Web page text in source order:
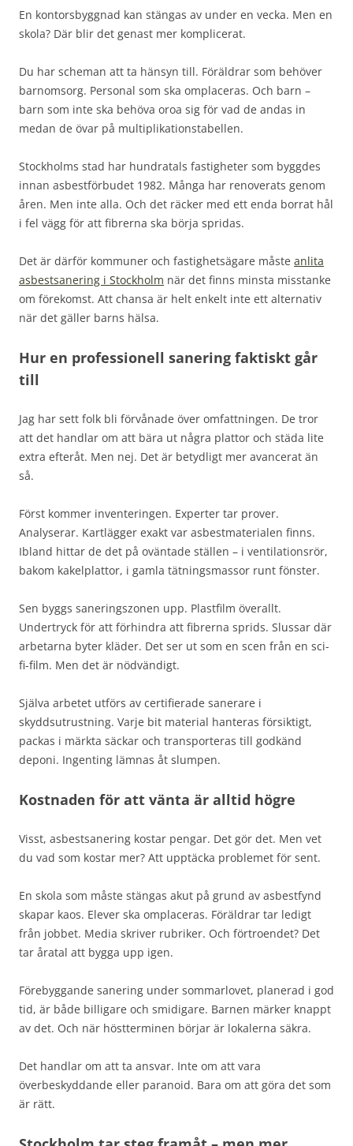
En kontorsbyggnad kan stängas av under en vecka. Men en
skola? Där blir det genast mer komplicerat.
Du har scheman att ta hänsyn till. Föräldrar som behöver
barnomsorg. Personal som ska omplaceras. Och barn –
barn som inte ska behöva oroa sig för vad de andas in
medan de övar på multiplikationstabellen.
Stockholms stad har hundratals fastigheter som byggdes
innan asbestförbudet 1982. Många har renoverats genom
åren. Men inte alla. Och det räcker med ett enda borrat hål
i fel vägg för att fibrerna ska börja spridas.
Det är därför kommuner och fastighetsägare måste anlita
asbestsanering i Stockholm när det finns minsta misstanke
om förekomst. Att chansa är helt enkelt inte ett alternativ
när det gäller barns hälsa.
Hur en professionell sanering faktiskt går
till
Jag har sett folk bli förvånade över omfattningen. De tror
att det handlar om att bära ut några plattor och städa lite
extra efteråt. Men nej. Det är betydligt mer avancerat än
så.
Först kommer inventeringen. Experter tar prover.
Analyserar. Kartlägger exakt var asbestmaterialen finns.
Ibland hittar de det på oväntade ställen – i ventilationsrör,
bakom kakelplattor, i gamla tätningsmassor runt fönster.
Sen byggs saneringszonen upp. Plastfilm överallt.
Undertryck för att förhindra att fibrerna sprids. Slussar där
arbetarna byter kläder. Det ser ut som en scen från en sci-
fi-film. Men det är nödvändigt.
Själva arbetet utförs av certifierade sanerare i
skyddsutrustning. Varje bit material hanteras försiktigt,
packas i märkta säckar och transporteras till godkänd
deponi. Ingenting lämnas åt slumpen.
Kostnaden för att vänta är alltid högre
Visst, asbestsanering kostar pengar. Det gör det. Men vet
du vad som kostar mer? Att upptäcka problemet för sent.
En skola som måste stängas akut på grund av asbestfynd
skapar kaos. Elever ska omplaceras. Föräldrar tar ledigt
från jobbet. Media skriver rubriker. Och förtroendet? Det
tar åratal att bygga upp igen.
Förebyggande sanering under sommarlovet, planerad i god
tid, är både billigare och smidigare. Barnen märker knappt
av det. Och när höstterminen börjar är lokalerna säkra.
Det handlar om att ta ansvar. Inte om att vara
överbeskyddande eller paranoid. Bara om att göra det som
är rätt.